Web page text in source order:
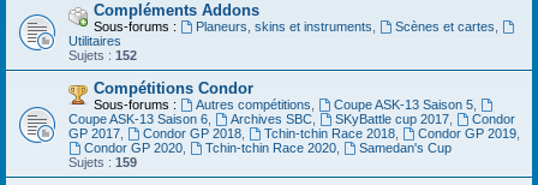
Compléments Addons
Sous-forums : Planeurs, skins et instruments Scènes et cartes
Utilitaires
Sujets : 152
Compétitions Condor
Sous-forums : Autres compétitions Coupe ASK-13 Saison 5,
Coupe ASK-13 Saison 6
Archives SBC, SKyBattle cup 2017,
Condor
GP 2017
Condor GP 2018, Tchin-tchin Race 2018, Condor GP 2019,
Condor GP 2020, Tchin-tchin Race 2020,
Samedan's Cup
Sujets : 159